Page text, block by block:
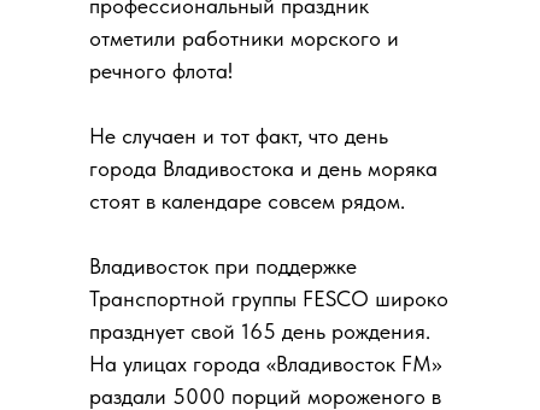
профессиональный праздник
отметили работники морского и
речного флота!
Не случаен и тот факт, что день
города Владивостока и день моряка
стоят в календаре совсем рядом.
Владивосток при поддержке
Транспортной группы FESCO широко
празднует свой 165 день рождения.
На улицах города «Владивосток FM»
раздали 5000 порций мороженого в